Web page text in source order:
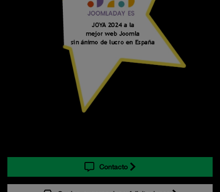
Contacto